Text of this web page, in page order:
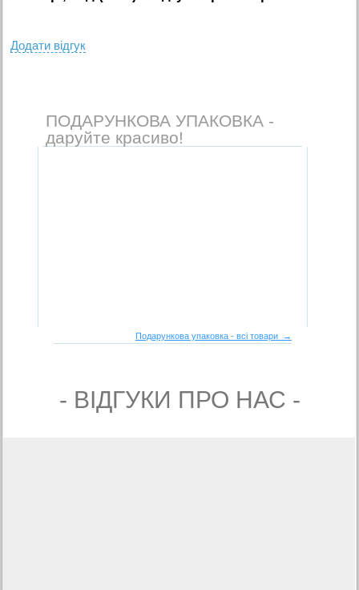
Додати вiдгук
ПОДАРУНКОВА УПАКОВКА -
даруйте красиво!
Подарункова упаковка - всі товари →
- ВIДГУКИ ПРО НАС -